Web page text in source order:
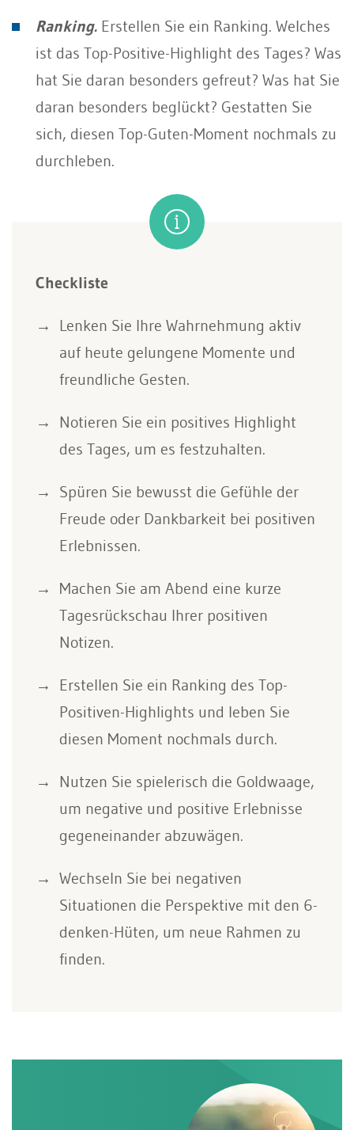
Ranking. Erstellen Sie ein Ranking. Welches
ist das Top-Positive-Highlight des Tages? Was
hat Sie daran besonders gefreut? Was hat Sie
daran besonders beglückt? Gestatten Sie
sich, diesen Top-Guten-Moment nochmals zu
durchleben.
Checkliste
Lenken Sie Ihre Wahrnehmung aktiv
auf heute gelungene Momente und
freundliche Gesten.
Notieren Sie ein positives Highlight
des Tages, um es festzuhalten.
Spüren Sie bewusst die Gefühle der
Freude oder Dankbarkeit bei positiven
Erlebnissen.
Machen Sie am Abend eine kurze
Tagesrückschau Ihrer positiven
Notizen.
Erstellen Sie ein Ranking des Top-
Positiven-Highlights und leben Sie
diesen Moment nochmals durch.
Nutzen Sie spielerisch die Goldwaage,
um negative und positive Erlebnisse
gegeneinander abzuwägen.
Wechseln Sie bei negativen
Situationen die Perspektive mit den 6-
denken-Hüten, um neue Rahmen zu
finden.